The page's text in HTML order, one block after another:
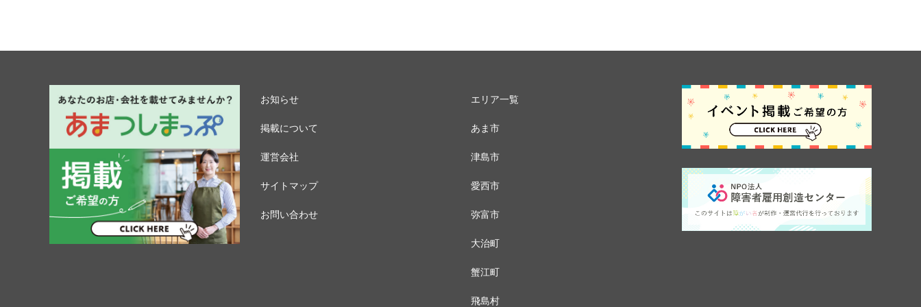
お知らせ
掲載について
運営会社
サイトマップ
お問い合わせ
エリア一覧
あま市
津島市
愛西市
弥富市
大治町
蟹江町
飛島村